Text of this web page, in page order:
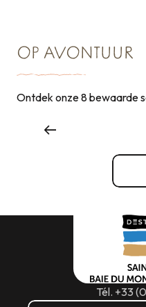
OP AVONTUUR
Ontdek onze 8 bewaarde
Tél. +33